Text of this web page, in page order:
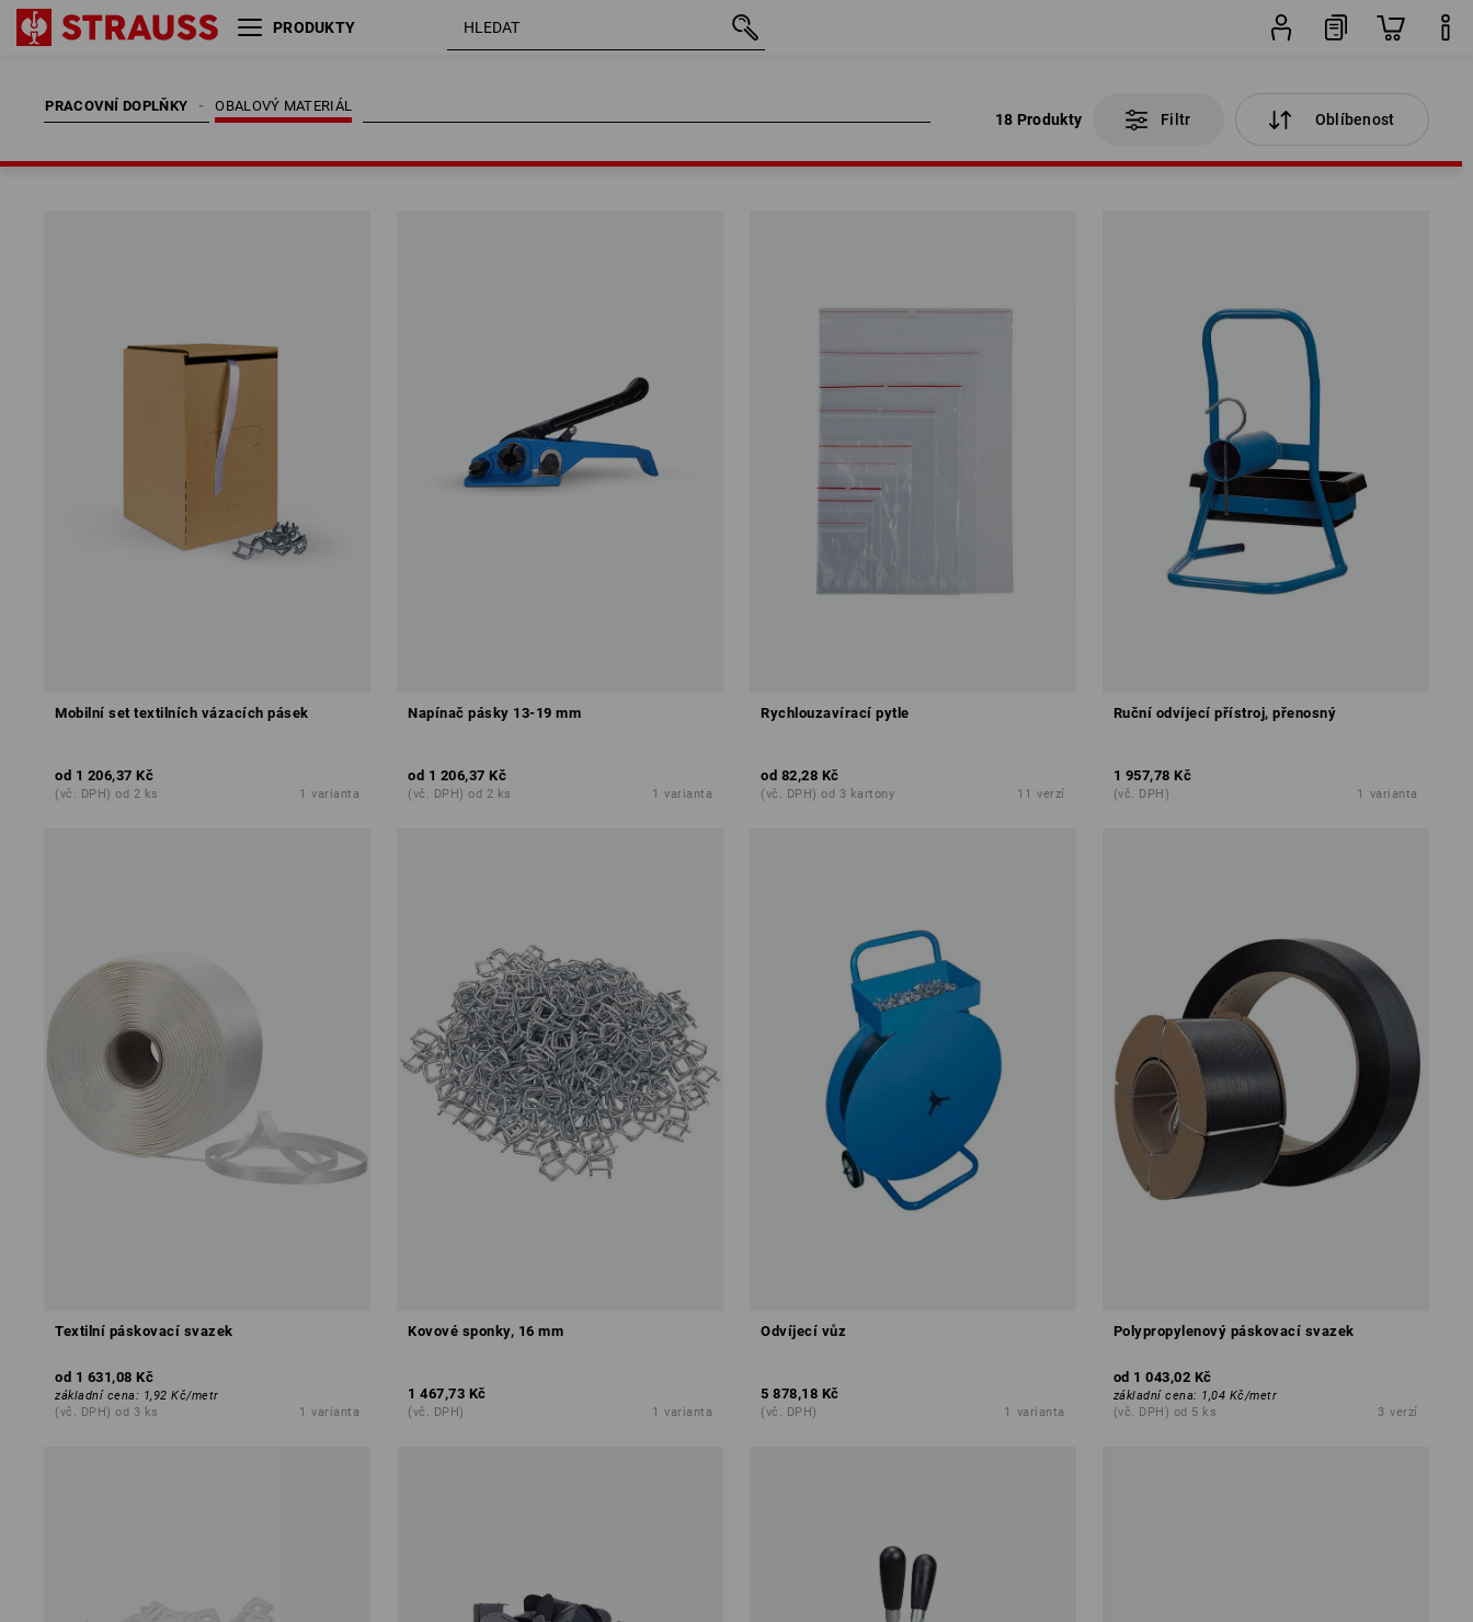
PRODUKTY
PRACOVNÍ DOPLŇKY OBALOVÝ MATERIÁL
18 Produkty Filtr Oblíbenost
PRACOVNÍ DOPLŇKY OBALOVÝ MATERIÁL
18 Produkty Filtr Oblíbenost
Mobilní set textilních vázacích pásek
od 1 206,37 Kč
(vč. DPH) od 2 ks 1 varianta
Napínač pásky 13-19 mm
od 1 206,37 Kč
(vč. DPH) od 2 ks 1 varianta
Rychlouzavírací pytle
od 82,28 Kč
(vč. DPH) od 3 kartony 11 verzí
Ruční odvíjecí přístroj, přenosný
1 957,78 Kč
(vč. DPH) 1 varianta
Textilní páskovací svazek
od 1 631,08 Kč
základní cena: 1,92 Kč/metr
(vč. DPH) od 3 ks
1 varianta
Kovové sponky, 16 mm
1 467,73 Kč
(vč. DPH) 1 varianta
Odvíjecí vůz
5 878,18 Kč
(vč. DPH) 1 varianta
Polypropylenový páskovací svazek
od 1 043,02 Kč
základní cena: 1,04 Kč/metr
(vč. DPH) od 5 ks
3 verzí